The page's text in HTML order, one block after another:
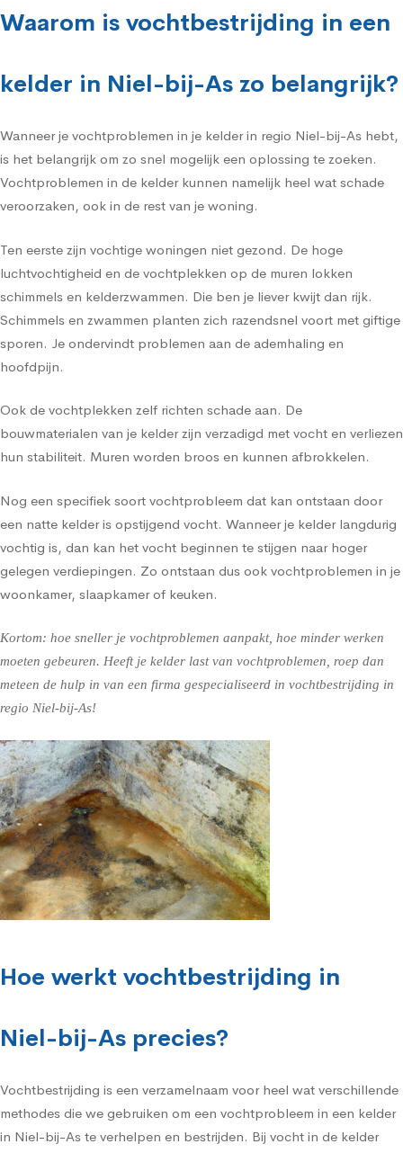
Waarom is vochtbestrijding in een
kelder in Niel-bij-As zo belangrijk?
Wanneer je vochtproblemen in je kelder in regio Niel-bij-As hebt,
is het belangrijk om zo snel mogelijk een oplossing te zoeken.
Vochtproblemen in de kelder kunnen namelijk heel wat schade
veroorzaken, ook in de rest van je woning.
Ten eerste zijn vochtige woningen niet gezond. De hoge
luchtvochtigheid en de vochtplekken op de muren lokken
schimmels en kelderzwammen. Die ben je liever kwijt dan rijk.
Schimmels en zwammen planten zich razendsnel voort met giftige
sporen. Je ondervindt problemen aan de ademhaling en
hoofdpijn.
Ook de vochtplekken zelf richten schade aan. De
bouwmaterialen van je kelder zijn verzadigd met vocht en verliezen
hun stabiliteit. Muren worden broos en kunnen afbrokkelen.
Nog een specifiek soort vochtprobleem dat kan ontstaan door
een natte kelder is opstijgend vocht. Wanneer je kelder langdurig
vochtig is, dan kan het vocht beginnen te stijgen naar hoger
gelegen verdiepingen. Zo ontstaan dus ook vochtproblemen in je
woonkamer, slaapkamer of keuken.
Kortom: hoe sneller je vochtproblemen aanpakt, hoe minder werken
moeten gebeuren. Heeft je kelder last van vochtproblemen, roep dan
meteen de hulp in van een firma gespecialiseerd in vochtbestrijding in
regio Niel-bij-As!
Hoe werkt vochtbestrijding in
Niel-bij-As precies?
Vochtbestrijding is een verzamelnaam voor heel wat verschillende
methodes die we gebruiken om een vochtprobleem in een kelder
in Niel-bij-As te verhelpen en bestrijden. Bij vocht in de kelder